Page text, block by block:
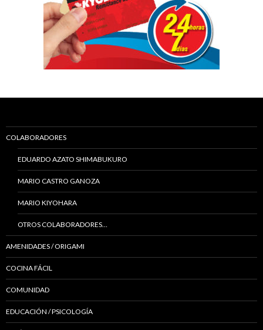
COLABORADORES
EDUARDO AZATO SHIMABUKURO
MARIO CASTRO GANOZA
MARIO KIYOHARA
OTROS COLABORADORES…
AMENIDADES / ORIGAMI
COCINA FÁCIL
COMUNIDAD
EDUCACIÓN / PSICOLOGÍA